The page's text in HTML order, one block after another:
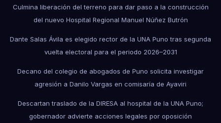
Culmina liberación del terreno para dar paso a la construcción
del nuevo Hospital Regional Manuel Núñez Butrón
Dante Salas Ávila es elegido rector de la UNA Puno tras segunda
vuelta electoral para el periodo 2026–2031
Decano del colegio de abogados de Puno solicita investigar
agresión a Danilo Vargas en comisaría de Ayaviri
Descartan traslado de la DIRESA al hospital de la UNA Puno;
gobernador advierte acciones legales por oposición